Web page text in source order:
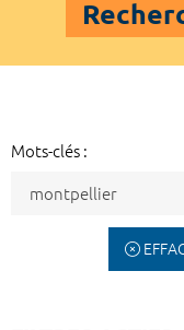
Mots-clés :